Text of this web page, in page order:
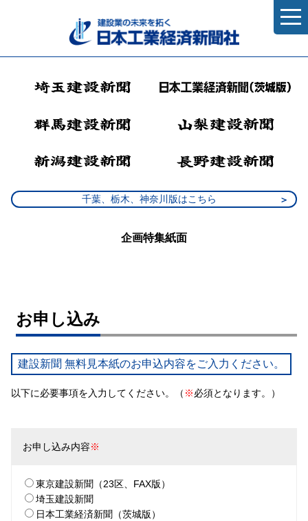
千葉、栃木、神奈川版はこちら
企画特集紙面
お申し込み
建設新聞 無料見本紙のお申込内容をご入力ください。
以下に必要事項を入力してください。（ ※必須となります。）
お申し込み内容※
東京建設新聞（23区、FAX版）
埼玉建設新聞
日本工業経済新聞（茨城版）